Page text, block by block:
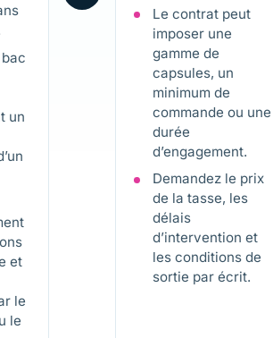
un
et
le
le
Le contrat peut
imposer une
gamme de
capsules, un
minimum de
commande ou une
durée
d’engagement.
Demandez le prix
de la tasse, les
délais
d’intervention et
les conditions de
sortie par écrit.